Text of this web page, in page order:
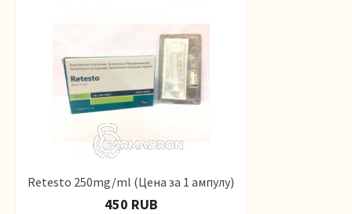
Retesto 250mg/ml (Цена за 1 ампулу)
450 RUB